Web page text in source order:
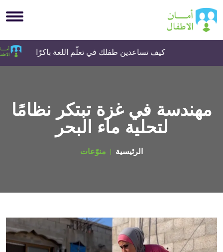
كيف تساعدين طفلك في تعلّم اللغة باكرًا
مهندسة في غزة تبتكر نظامًا
لتحلية ماء البحر
الرئيسية منوّعات